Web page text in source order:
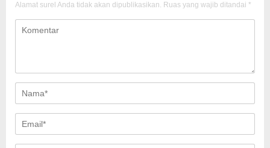
Alamat surel Anda tidak akan dipublikasikan. Ruas yang wajib ditandai *